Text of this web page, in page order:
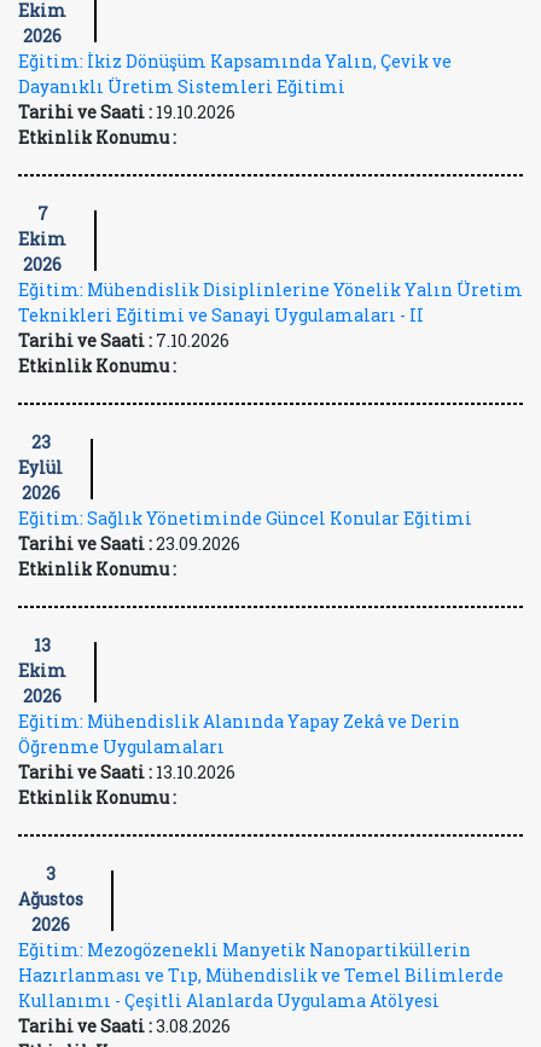
Ekim
2026
Eğitim: İkiz Dönüşüm Kapsamında Yalın, Çevik ve
Dayanıklı Üretim Sistemleri Eğitimi
Tarihi ve Saati : 19.10.2026
Etkinlik Konumu :
7
Ekim
2026
Eğitim: Mühendislik Disiplinlerine Yönelik Yalın Üretim
Teknikleri Eğitimi ve Sanayi Uygulamaları - II
Tarihi ve Saati : 7.10.2026
Etkinlik Konumu :
23
Eylül
2026
Eğitim: Sağlık Yönetiminde Güncel Konular Eğitimi
Tarihi ve Saati :23.09.2026
Etkinlik Konumu :
13
Ekim
2026
Eğitim: Mühendislik Alanında Yapay Zekâ ve Derin
Öğrenme Uygulamaları
Tarihi ve Saati : 13.10.2026
Etkinlik Konumu :
3
Ağustos
2026
Eğitim: Mezogözenekli Manyetik Nanopartiküllerin
Hazırlanması ve Tıp, Mühendislik ve Temel Bilimlerde
Kullanımı - Çeşitli Alanlarda Uygulama Atölyesi
Tarihi ve Saati :3.08.2026